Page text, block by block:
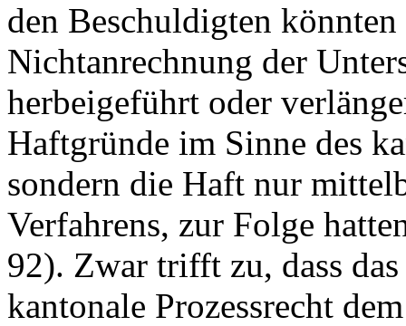
den Beschuldigten
Nichtanrechnung der
herbeigeführt oder
Haftgründe im Sinne des
sondern die Haft nur
Verfahrens, zur Folge
92). Zwar trifft zu, dass
kantonale Prozessrecht